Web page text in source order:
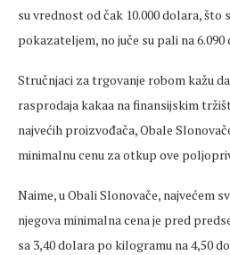
su vrednost od čak 10.000 dolara,
pokazateljem, no juče su pali na 6.090
Stručnjaci za trgovanje robom kažu
rasprodaja kakaa na finansijskim
najvećih proizvođača, Obale
minimalnu cenu za otkup ove
Naime, u Obali Slonovače, najvećem
njegova minimalna cena je pred
sa 3,40 dolara po kilogramu na 4,50